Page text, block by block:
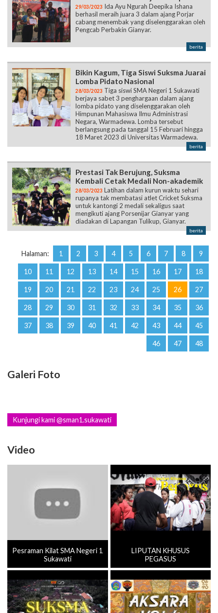
29/03/2023 Ida Ayu Ngurah Deepika Ishana
berhasil meraih juara 3 dalam ajang Porjar
cabang menembak yang diselenggarakan oleh
Pengcab Perbakin Gianyar.
berita
Bikin Kagum, Tiga Siswi Suksma Juarai
Lomba Pidato Nasional
28/03/2023 Tiga siswi SMA Negeri 1 Sukawati
berjaya sabet 3 penghargaan dalam ajang
lomba pidato yang diselenggarakan oleh
Himpunan Mahasiswa Ilmu Administrasi
Negara, Warmadewa. Lomba tersebut
berlangsung pada tanggal 15 Februari hingga
18 Maret 2023 di Universitas Warmadewa.
berita
Prestasi Tak Berujung, Suksma
Kembali Cetak Medali Non-akademik
28/03/2023 Latihan dalam kurun waktu sehari
rupanya tak membatasi atlet Cricket Suksma
untuk kantongi 2 medali sekaligus saat
mengikuti ajang Porsenijar Gianyar yang
diadakan di Lapangan Tulikup, Gianyar.
berita
Halaman: 1 2 3 4 5 6 7 8 9
10 11 12 13 14 15 16 17 18
19 20 21 22 23 24 25 26 27
28 29 30 31 32 33 34 35 36
37 38 39 40 41 42 43 44 45
46 47 48
Galeri Foto
Kunjungi kami @sman1.sukawati
Video
Pesraman Kilat SMA Negeri 1
Sukawati
LIPUTAN KHUSUS
PEGASUS